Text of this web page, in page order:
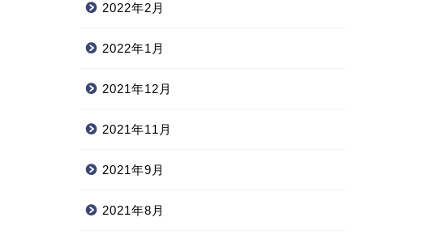
2022年2月
2022年1月
2021年12月
2021年11月
2021年9月
2021年8月